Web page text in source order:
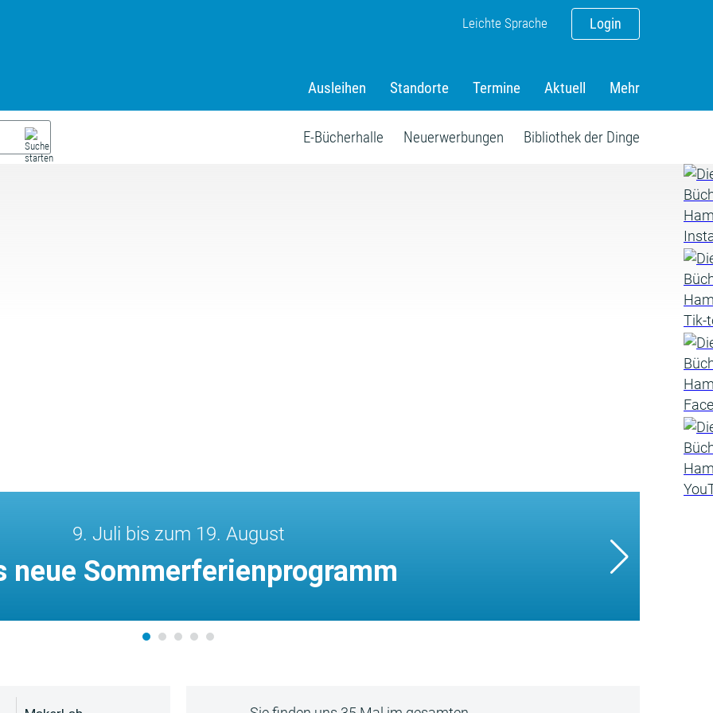
Login
Leichte Sprache
Ausleihen Standorte Termine Aktuell Mehr
E-Bücherhalle Neuerwerbungen Bibliothek der Dinge
9. Juli bis zum 19. August
neue Sommerferienprogramm